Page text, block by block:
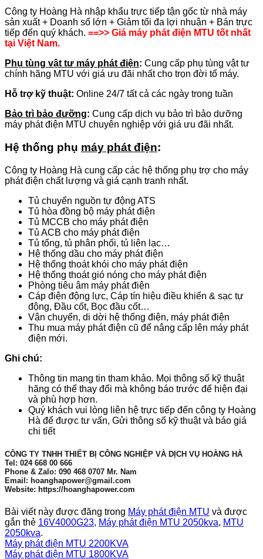
Công ty Hoàng Hà nhập khẩu trực tiếp tận gốc từ nhà máy
sản xuất + Doanh số lớn + Giảm tối đa lợi nhuận + Bán trực
tiếp đến quý khách. ==>> Giá máy phát điện MTU tốt nhất
tại Việt Nam.
Phụ tùng vật tư máy phát điện: Cung cấp phụ tùng vật tư
chính hãng MTU với giá ưu đãi nhất cho trọn đời tổ máy.
Hỗ trợ kỹ thuật: Online 24/7 tất cả các ngày trong tuần
Bảo trì bảo đưỡng: Cung cấp dịch vụ bảo trì bảo dưỡng
máy phát điện MTU chuyên nghiệp với giá ưu đãi nhất.
Hệ thống phụ máy phát điện:
Công ty Hoàng Hà cung cấp các hệ thống phụ trợ cho máy
phát điện chất lượng và giá cạnh tranh nhất.
Tủ chuyển nguồn tự động ATS
Tủ hòa đồng bộ máy phát điện
Tủ MCCB cho máy phát điện
Tủ ACB cho máy phát điện
Tủ tổng, tủ phân phối, tủ liên lạc…
Hệ thống dầu cho máy phát điện
Hệ thống thoát khói cho máy phát điện
Hệ thống thoát gió nóng cho máy phát điện
Phòng tiêu âm máy phát điện
Cáp điện động lực, Cáp tín hiệu điều khiển & sạc tự
động, Đầu cốt, Bọc đầu cốt…
Vận chuyển, di dời hệ thống điện, máy phát điện
Thu mua máy phát điện cũ để nâng cấp lên máy phát
điện mới.
Ghi chú:
Thông tin mang tin tham khảo. Mọi thông số kỹ thuật
hãng có thể thay đổi mà không báo trước để hiện đại
và phù hợp hơn.
Quý khách vui lòng liên hệ trực tiếp đến công ty Hoàng
Hà để được tư vấn, Gửi thông số kỹ thuật và báo giá
chi tiết
CÔNG TY TNHH THIẾT BỊ CÔNG NGHIỆP VÀ DỊCH VỤ HOÀNG HÀ
Tel: 024 668 00 666
Phone & Zalo: 090 468 0707 Mr. Nam
Email: hoanghapower@gmail.com
Website: https://hoanghapower.com
Bài viết này được đăng trong Máy phát điện MTU và được
gắn thẻ 16V4000G23, Máy phát điện MTU 2050kva, MTU
2050kva.
Máy phát điện MTU 2200KVA
Máy phát điện MTU 1800KVA